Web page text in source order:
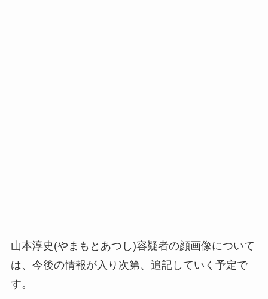
山本淳史(やまもとあつし)容疑者の顔画像について
は、今後の情報が入り次第、追記していく予定で
す。